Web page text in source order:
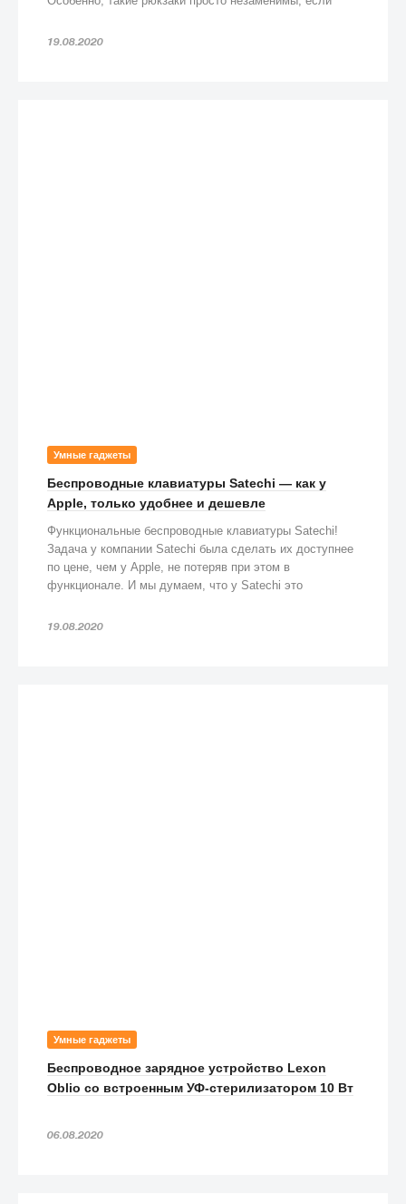
19.08.2020
Умные гаджеты
Беспроводные клавиатуры Satechi — как у
Apple, только удобнее и дешевле
Функциональные беспроводные клавиатуры Satechi!
Задача у компании Satechi была сделать их доступнее
по цене, чем у Apple, не потеряв при этом в
функционале. И мы думаем, что у Satechi это
19.08.2020
Умные гаджеты
Беспроводное зарядное устройство Lexon
Oblio со встроенным УФ-стерилизатором 10 Вт
06.08.2020